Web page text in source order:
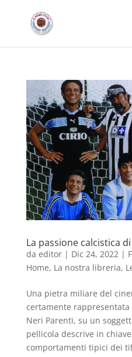
La passione calcistica
da editor| Dic 24, 2022|
Home, La nostra libreria,
Una pietra miliare del
certamente rappresentata
Neri Parenti, su un
pellicola descrive in
comportamenti tipici dei